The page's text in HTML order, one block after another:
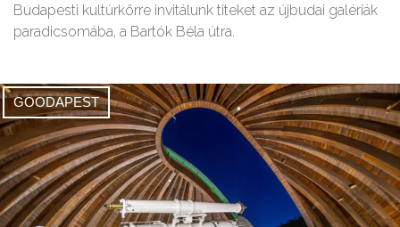
Budapesti kultúrkörre invitálunk titeket az újbudai galériák
paradicsomába, a Bartók Béla útra.
GOODAPEST